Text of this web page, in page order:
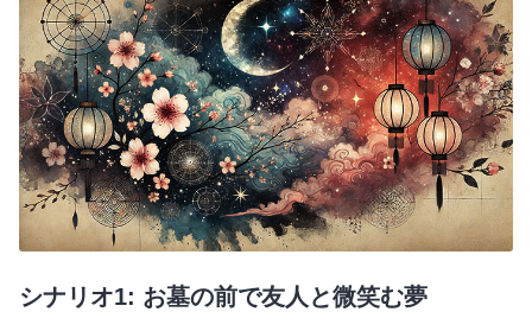
シナリオ1: お墓の前で友人と微笑む夢